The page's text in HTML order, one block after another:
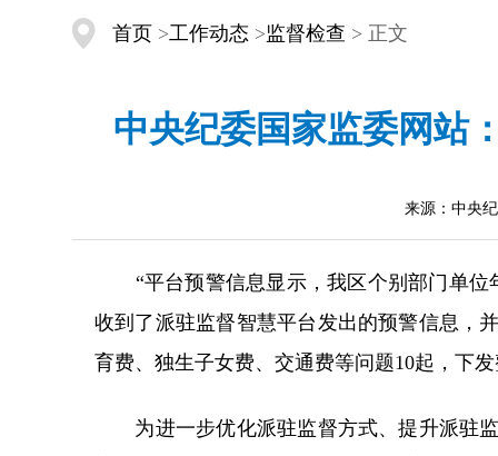
首页 >工作动态 >监督检查 > 正文
中央纪委国家监委网站
来源：中央
“平台预警信息显示，我区个别部门单位
收到了派驻监督智慧平台发出的预警信息，
育费、独生子女费、交通费等问题10起，下
为进一步优化派驻监督方式、提升派驻监